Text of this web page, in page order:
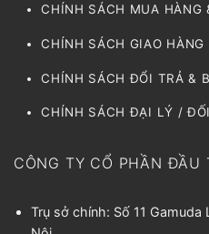
CHÍNH SÁCH MUA HÀNG
CHÍNH SÁCH GIAO HÀNG
CHÍNH SÁCH ĐỔI TRẢ &
CHÍNH SÁCH ĐẠI LÝ /
CÔNG TY CỔ PHẦN ĐẦU
Trụ sở chính: Số 11 Gamuda